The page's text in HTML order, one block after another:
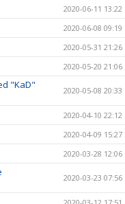
2020-06-11 13:22
2020-06-08 09:19
2020-05-31 21:26
2020-05-20 21:06
"KaD"
2020-05-08 20:33
2020-04-10 22:12
2020-04-09 15:27
2020-03-28 12:06
2020-03-23 07:56